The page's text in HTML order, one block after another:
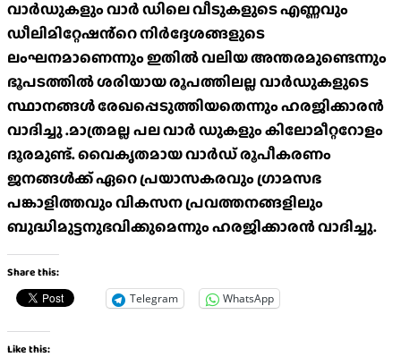
വാർഡുകളും വാർ ഡിലെ വീടുകളുടെ എണ്ണവും
ഡീലിമിറ്റേഷൻ്റെ നിർദ്ദേശങ്ങളുടെ
ലംഘനമാണെന്നും ഇതിൽ വലിയ അന്തരമുണ്ടെന്നും
ഭൂപടത്തിൽ ശരിയായ രൂപത്തിലല്ല വാർഡുകളുടെ
സ്ഥാനങ്ങൾ രേഖപ്പെടുത്തിയതെന്നും ഹരജിക്കാരൻ
വാദിച്ചു .മാത്രമല്ല പല വാർ ഡുകളും കിലോമീറ്ററോളം
ദൂരമുണ്ട്. വൈകൃതമായ വാർഡ് രൂപീകരണം
ജനങ്ങൾക്ക് ഏറെ പ്രയാസകരവും ഗ്രാമസഭ
പങ്കാളിത്തവും വികസന പ്രവത്തനങ്ങളിലും
ബുദ്ധിമുട്ടനുഭവിക്കുമെന്നും ഹരജിക്കാരൻ വാദിച്ചു.
Share this:
Telegram WhatsApp
Like this: